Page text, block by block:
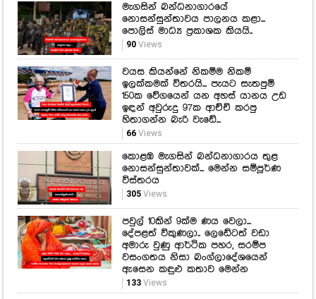
මැගසින් බන්ධනාගාරයේ
නොසන්සුන්තාවය පාලනය කළා...
පොලිස් මාධ්‍ය ප්‍රකාශක කියයි..
90Views
වයස කියන්නේ නිකම්ම නිකම්
ඉලක්කමක් විතරයි... පැයට සැතපුම්
150ක වේගයෙන් යන අහස් යානය උඩ
ඉඳන් අවුරුදු 97ක ආච්චි කරපු
හිතාගන්න බැරි වැඩේ...
66Views
කොළඹ මැගසින් බන්ධනාගාරය තුළ
නොසන්සුන්තාවක්... මෙන්න සම්පූර්ණ
විස්තරය
305Views
පවුල් 10කින් 9ක්ම ණය වෙලා...
දේපළත් විකුණලා.. ලෙඩේටත් වඩා
අමාරු වුණු ආර්ථික පහර, සරම්ප
වසංගතය නිසා බංග්ලාදේශයෙන්
ඇසෙන කඳුළු කතාව මෙන්න
133Views